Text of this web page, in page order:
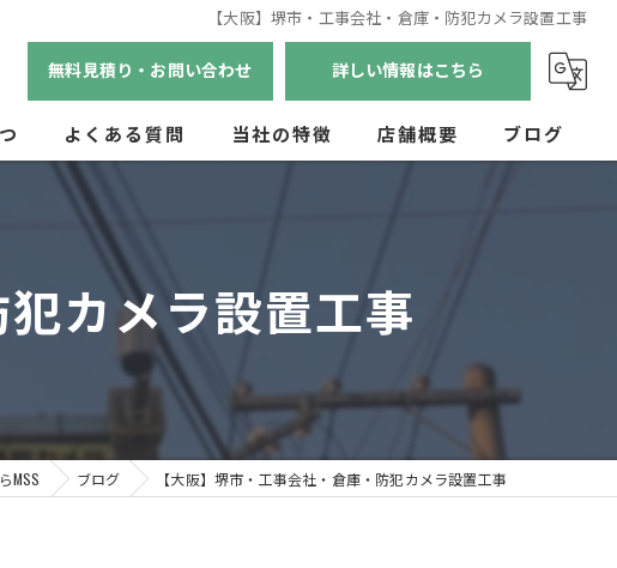
【大阪】堺市・工事会社・倉庫・防犯カメラ設置工事
無料見積り・お問い合わせ 詳しい情報はこちら
よくある質問 当社の特徴
奈良のセキュリティ
滋賀のセキュリティ
和歌山のセキュリティ
店舗概要 ブログ
カメラ設置工事
MSS ブログ 【大阪】堺市・工事会社・倉庫・防犯カメラ設置工事